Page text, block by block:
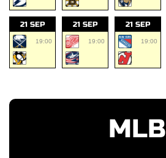
21 SEP
19:00
21 SEP
19:00
21 SEP
19:00
MLB